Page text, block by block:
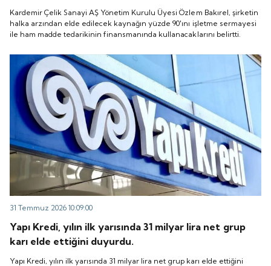
kaynağın yüzde 90'ını işletme sermayesi ile ham
madde tedarikinin finansmanında kullanacaklarını
belirtti.
Kardemir Çelik Sanayi AŞ Yönetim Kurulu Üyesi Özlem Bakırel, şirketin
halka arzından elde edilecek kaynağın yüzde 90'ını işletme sermayesi
ile ham madde tedarikinin finansmanında kullanacaklarını belirtti.
31 Temmuz 2026 10:09:00
Yapı Kredi, yılın ilk yarısında 31 milyar lira net grup
karı elde ettiğini duyurdu.
Yapı Kredi, yılın ilk yarısında 31 milyar lira net grup karı elde ettiğini